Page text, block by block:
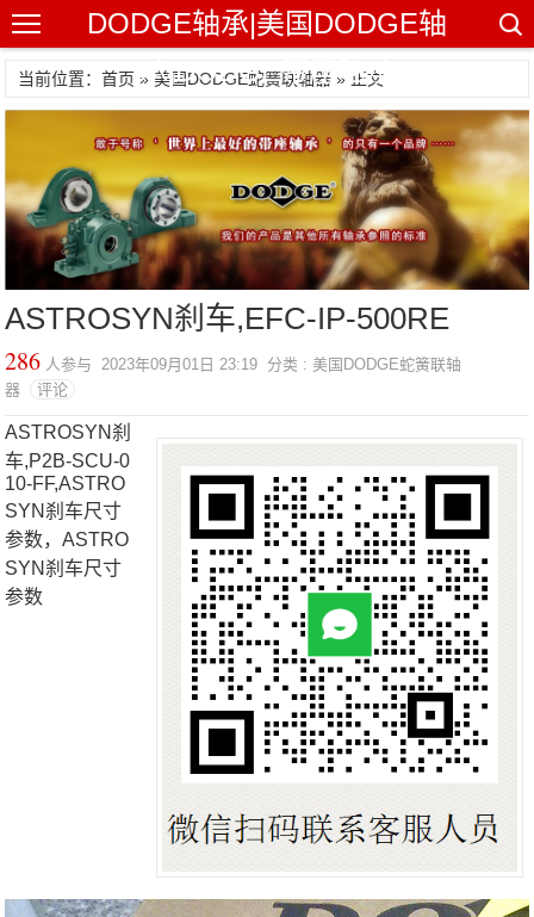
DODGE轴承|美国DODGE轴
承|DODGE带座轴承
当前位置：首页 » 美国DODGE蛇簧联轴器 » 正文
ASTROSYN刹车,EFC-IP-500RE
286 人参与 2023年09月01日 23:19 分类 : 美国DODGE蛇簧联轴
器
评论
ASTROSYN刹
车,P2B-SCU-0
10-FF,ASTRO
SYN刹车尺寸
参数，ASTRO
SYN刹车尺寸
参数